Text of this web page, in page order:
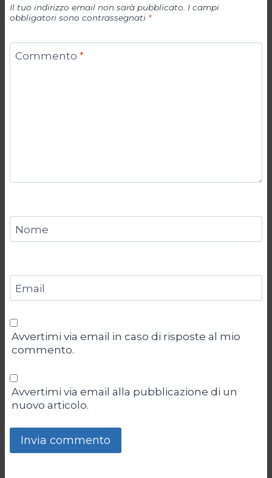
Il tuo indirizzo email non sarà pubblicato. I campi
obbligatori sono contrassegnati *
Commento *
Nome
Email
Avvertimi via email in caso di risposte al mio
commento.
Avvertimi via email alla pubblicazione di un
nuovo articolo.